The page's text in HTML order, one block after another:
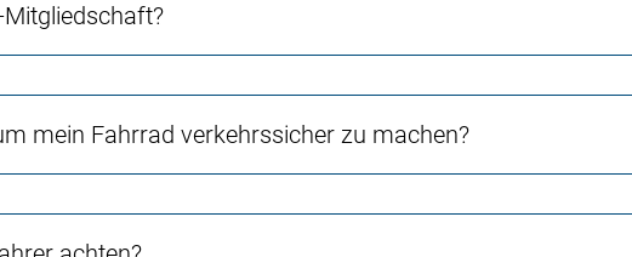
mein Fahrrad verkehrssicher zu machen?